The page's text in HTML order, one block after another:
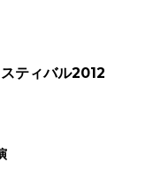
ティバル2012